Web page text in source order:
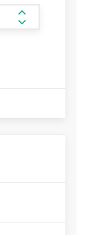
form.increase-